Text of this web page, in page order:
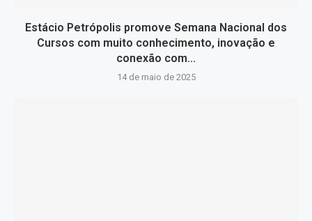
Estácio Petrópolis promove Semana Nacional dos
Cursos com muito conhecimento, inovação e
conexão com...
14 de maio de 2025